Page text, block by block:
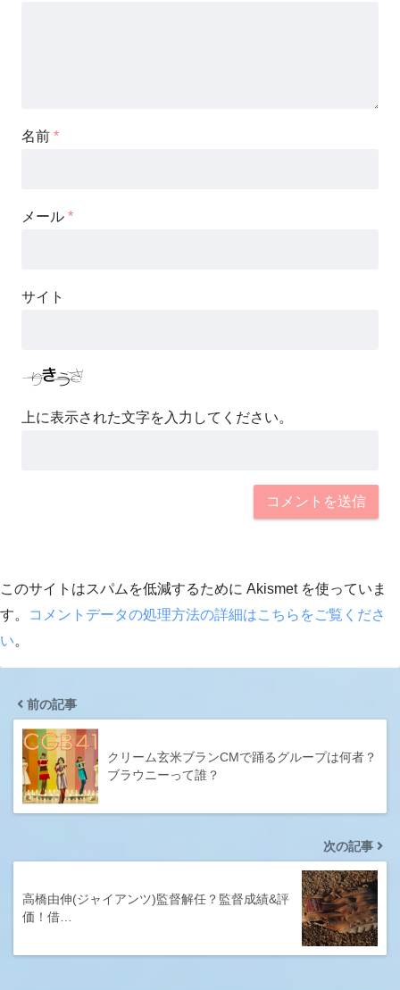
名前 *
メール *
サイト
上に表示された文字を入力してください。
このサイトはスパムを低減するために Akismet を使っていま
す。
コメントデータの処理方法の詳細はこちらをご覧くださ
い。
前の記事
クリーム玄米ブランCMで踊るグループは何者？
ブラウニーって誰？
次の記事
高橋由伸(ジャイアンツ)監督解任？監督成績&評
価！借…